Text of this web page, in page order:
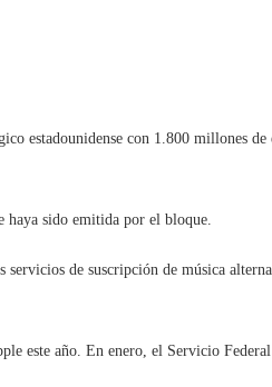
estadounidense con 1.800 millones
haya sido emitida por el bloque.
de suscripción de música
este año. En enero, el Servicio